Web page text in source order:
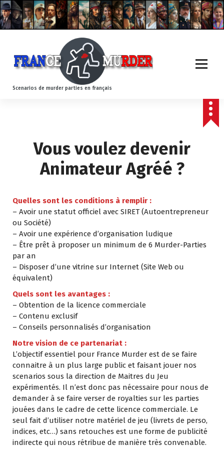
A
l
l
Scenarios de murder parties en français
Vous voulez devenir
Animateur Agréé ?
Quelles sont les conditions à remplir :
– Avoir une statut officiel avec SIRET (Autoentrepreneur
ou Société)
– Avoir une expérience d’organisation ludique
– Être prêt à proposer un minimum de 6 Murder-Parties
par an
– Disposer d’une vitrine sur Internet (Site Web ou
équivalent)
Quels sont les avantages :
– Obtention de la licence commerciale
– Contenu exclusif
– Conseils personnalisés d’organisation
Notre vision de ce partenariat :
L’objectif essentiel pour France Murder est de se faire
connaitre à un plus large public et faisant jouer nos
scenarios sous la direction de Maitres du Jeu
expérimentés. Il n’est donc pas nécessaire pour nous de
demander à se faire verser de royalties sur les parties
jouées dans le cadre de cette licence commerciale. Le
seul fait d’utiliser notre matériel de jeu (livrets de perso,
indices, etc…) sans retouches est une forme de publicité
indirecte qui nous rétribue de manière très convenable.